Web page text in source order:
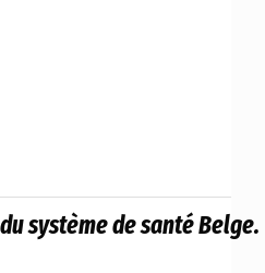
système de santé Belge.